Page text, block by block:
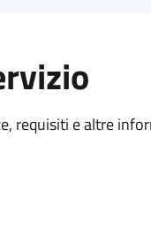
requisiti e altre